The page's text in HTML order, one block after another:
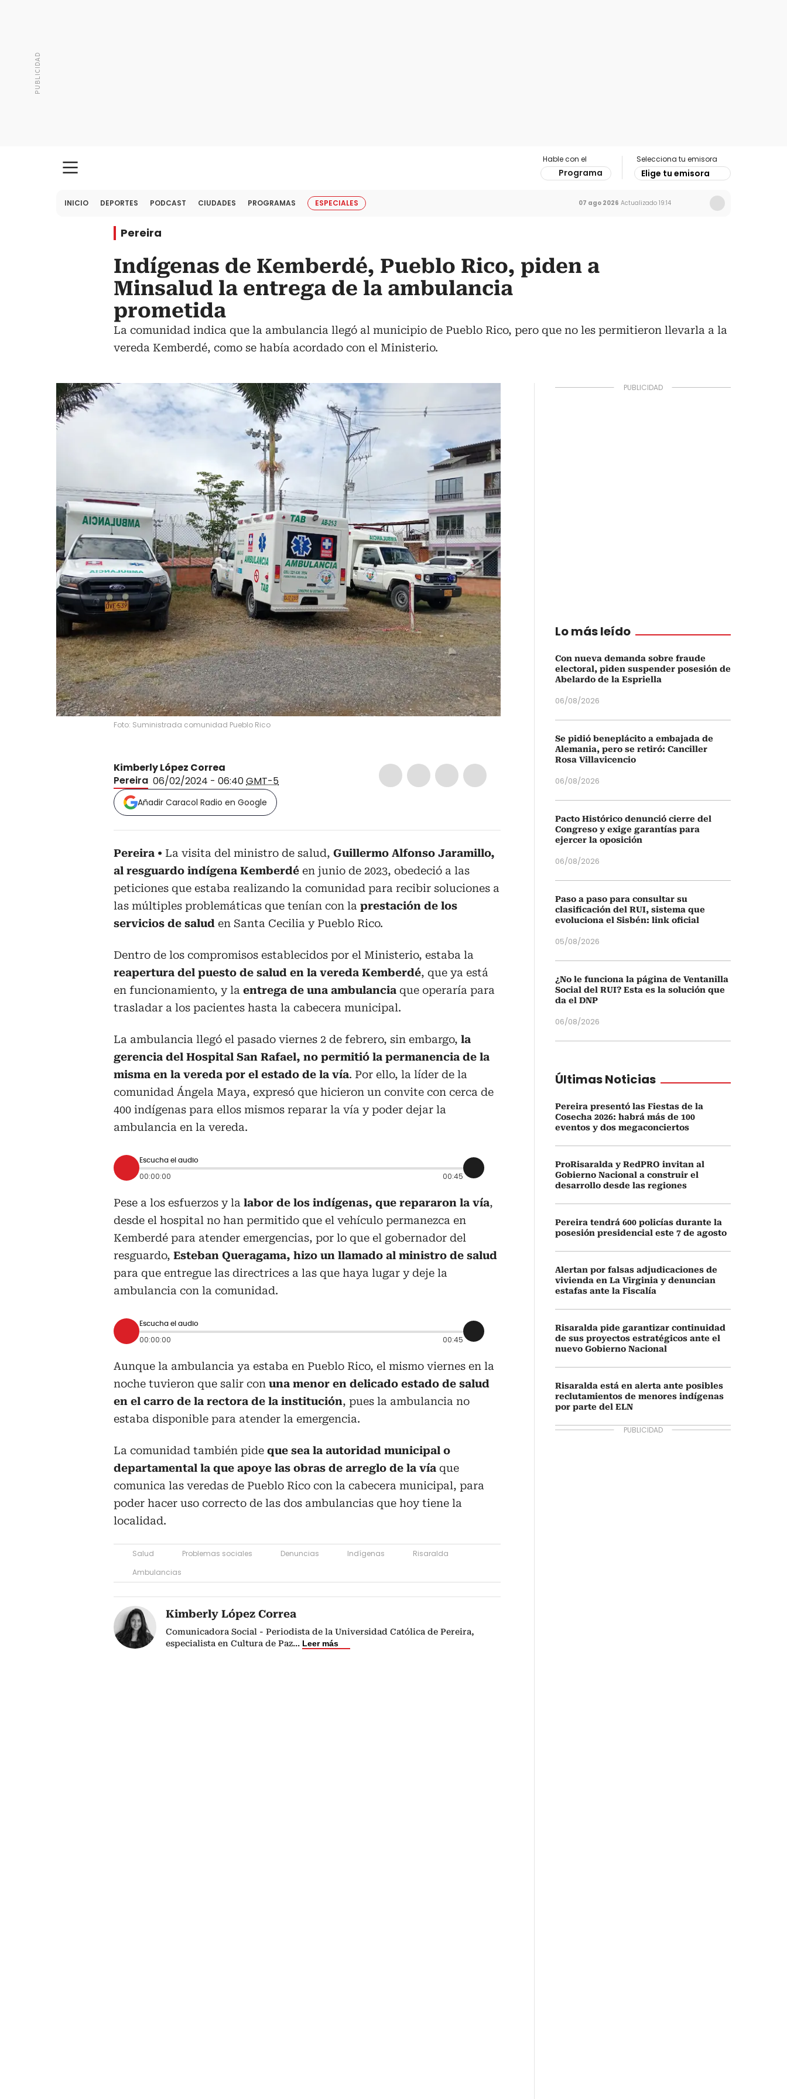
Hable con el
Programa
Selecciona tu emisora
Elige tu emisora
INICIO DEPORTES PODCAST CIUDADES PROGRAMAS ESPECIALES 07 ago 2026 Actualizado 19:14
Pereira
Indígenas de Kemberdé, Pueblo Rico, piden a
Minsalud la entrega de la ambulancia
prometida
La comunidad indica que la ambulancia llegó al municipio de Pueblo Rico, pero que no les permitieron llevarla a la
vereda Kemberdé, como se había acordado con el Ministerio.
Foto: Suministrada comunidad Pueblo Rico
Kimberly López Correa
Pereira 06/02/2024 - 06:40GMT-5
Añadir Caracol Radio en Google
Pereira La visita del ministro de salud, Guillermo Alfonso Jaramillo,
al resguardo indígena Kemberdé en junio de 2023, obedeció a las
peticiones que estaba realizando la comunidad para recibir soluciones a
las múltiples problemáticas que tenían con la prestación de los
servicios de salud en Santa Cecilia y Pueblo Rico.
Dentro de los compromisos establecidos por el Ministerio, estaba la
reapertura del puesto de salud en la vereda Kemberdé, que ya está
en funcionamiento, y la entrega de una ambulancia que operaría para
trasladar a los pacientes hasta la cabecera municipal.
La ambulancia llegó el pasado viernes 2 de febrero, sin embargo, la
gerencia del Hospital San Rafael, no permitió la permanencia de la
misma en la vereda por el estado de la vía. Por ello, la líder de la
comunidad Ángela Maya, expresó que hicieron un convite con cerca de
400 indígenas para ellos mismos reparar la vía y poder dejar la
ambulancia en la vereda.
Escucha el audio
00:00:00 00:45
Pese a los esfuerzos y la labor de los indígenas, que repararon la vía,
desde el hospital no han permitido que el vehículo permanezca en
Kemberdé para atender emergencias, por lo que el gobernador del
resguardo, Esteban Queragama, hizo un llamado al ministro de salud
para que entregue las directrices a las que haya lugar y deje la
ambulancia con la comunidad.
Escucha el audio
00:00:00 00:45
Aunque la ambulancia ya estaba en Pueblo Rico, el mismo viernes en la
noche tuvieron que salir con una menor en delicado estado de salud
en el carro de la rectora de la institución, pues la ambulancia no
estaba disponible para atender la emergencia.
La comunidad también pide que sea la autoridad municipal o
departamental la que apoye las obras de arreglo de la vía que
comunica las veredas de Pueblo Rico con la cabecera municipal, para
poder hacer uso correcto de las dos ambulancias que hoy tiene la
localidad.
Salud Problemas sociales Denuncias Indígenas
Risaralda
Ambulancias
Kimberly López Correa
Comunicadora Social - Periodista de la Universidad Católica de Pereira,
especialista en Cultura de Paz... Leer más
Lo más leído
Con nueva demanda sobre fraude
electoral, piden suspender posesión de
Abelardo de la Espriella
06/08/2026
Se pidió beneplácito a embajada de
Alemania, pero se retiró: Canciller
Rosa Villavicencio
06/08/2026
Pacto Histórico denunció cierre del
Congreso y exige garantías para
ejercer la oposición
06/08/2026
Paso a paso para consultar su
clasificación del RUI, sistema que
evoluciona el Sisbén: link oficial
05/08/2026
¿No le funciona la página de Ventanilla
Social del RUI? Esta es la solución que
da el DNP
06/08/2026
Últimas Noticias
Pereira presentó las Fiestas de la
Cosecha 2026: habrá más de 100
eventos y dos megaconciertos
ProRisaralda y RedPRO invitan al
Gobierno Nacional a construir el
desarrollo desde las regiones
Pereira tendrá 600 policías durante la
posesión presidencial este 7 de agosto
Alertan por falsas adjudicaciones de
vivienda en La Virginia y denuncian
estafas ante la Fiscalía
Risaralda pide garantizar continuidad
de sus proyectos estratégicos ante el
nuevo Gobierno Nacional
Risaralda está en alerta ante posibles
reclutamientos de menores indígenas
por parte del ELN